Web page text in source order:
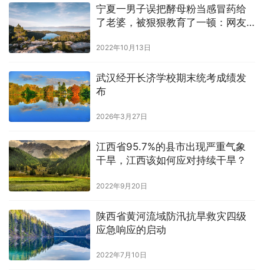
宁夏一男子误把酵母粉当感冒药给
了老婆，被狠狠教育了一顿：网友
2022年10月13日
武汉经开长济学校期末统考成绩发
布
2026年3月27日
江西省95.7%的县市出现严重气象
干旱，江西该如何应对持续干旱？
2022年9月20日
陕西省黄河流域防汛抗旱救灾四级
应急响应的启动
2022年7月10日